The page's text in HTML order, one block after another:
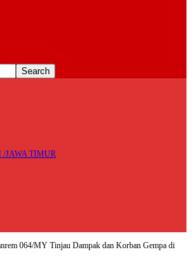
/JAWA TIMUR
064/MY Tinjau Dampak dan Korban Gempa di